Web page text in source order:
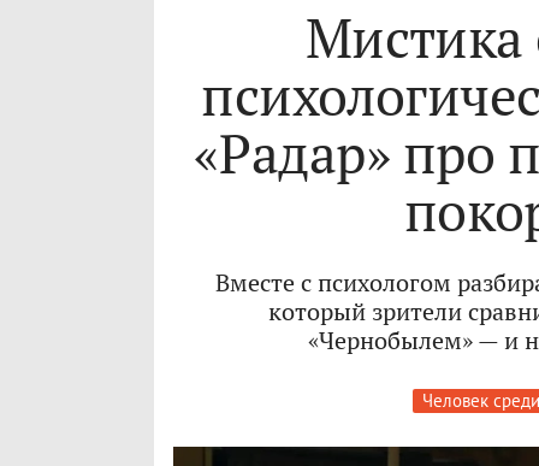
«Радар» про
Вместе с психологом
который зрители
«Чернобылем» — и
Человек